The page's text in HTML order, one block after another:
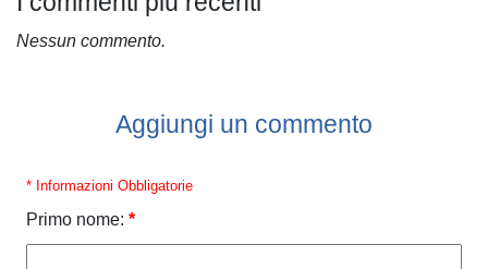
Nessun commento.
Aggiungi un commento
* Informazioni Obbligatorie
Primo nome: *